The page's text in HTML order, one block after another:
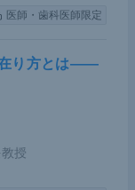
医師・歯科医師限定
在り方とは――
授